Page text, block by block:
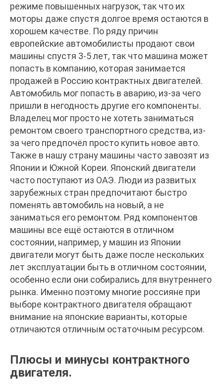
режиме повышенных нагрузок, так что их
моторы даже спустя долгое время остаются в
хорошем качестве. По ряду причин
европейские автомобилисты продают свои
машины спустя 3-5 лет, так что машина может
попасть в компанию, которая занимается
продажей в Россию контрактных двигателей.
Автомобиль мог попасть в аварию, из-за чего
пришли в негодность другие его компоненты.
Владелец мог просто не хотеть заниматься
ремонтом своего транспортного средства, из-
за чего предпочёл просто купить новое авто.
Также в нашу страну машины часто завозят из
Японии и Южной Кореи. Японский двигатели
часто поступают из ОАЭ. Люди из развитых
зарубежных стран предпочитают быстро
поменять автомобиль на новый, а не
заниматься его ремонтом. Ряд компонентов
машины все ещё остаются в отличном
состоянии, например, у машин из Японии
двигатели могут быть даже после нескольких
лет эксплуатации быть в отличном состоянии,
особенно если они собирались для внутреннего
рынка. Именно поэтому многие россияне при
выборе контрактного двигателя обращают
внимание на японские варианты, которые
отличаются отличным остаточным ресурсом.
Плюсы и минусы контрактного
двигателя.